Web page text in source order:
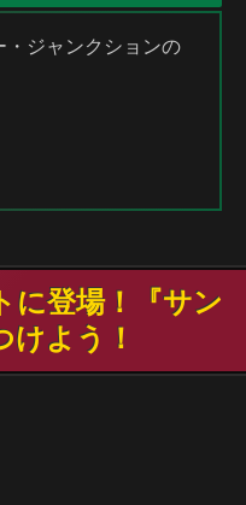
・ジャンクションの
に登場！『サン
よう！